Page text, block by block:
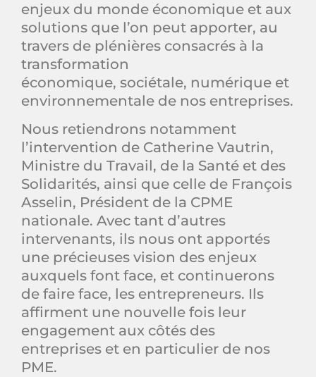
enjeux du monde économique et aux
solutions que l’on peut apporter, au
travers de plénières consacrés à la
transformation
économique, sociétale, numérique et
environnementale de nos entreprises.
Nous retiendrons notamment
l’intervention de Catherine Vautrin,
Ministre du Travail, de la Santé et des
Solidarités, ainsi que celle de François
Asselin, Président de la CPME
nationale. Avec tant d’autres
intervenants, ils nous ont apportés
une précieuses vision des enjeux
auxquels font face, et continuerons
de faire face, les entrepreneurs. Ils
affirment une nouvelle fois leur
engagement aux côtés des
entreprises et en particulier de nos
PME.